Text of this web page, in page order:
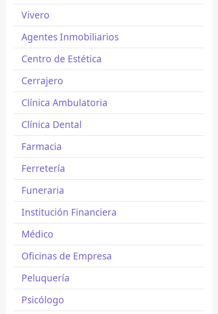
Vivero
Agentes Inmobiliarios
Centro de Estética
Cerrajero
Clínica Ambulatoria
Clínica Dental
Farmacia
Ferretería
Funeraria
Institución Financiera
Médico
Oficinas de Empresa
Peluquería
Psicólogo